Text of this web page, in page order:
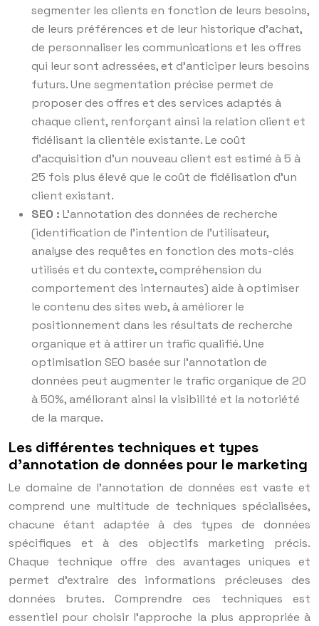
segmenter les clients en fonction de leurs besoins,
de leurs préférences et de leur historique d’achat,
de personnaliser les communications et les offres
qui leur sont adressées, et d’anticiper leurs besoins
futurs. Une segmentation précise permet de
proposer des offres et des services adaptés à
chaque client, renforçant ainsi la relation client et
fidélisant la clientèle existante. Le coût
d’acquisition d’un nouveau client est estimé à 5 à
25 fois plus élevé que le coût de fidélisation d’un
client existant.
SEO : L’annotation des données de recherche
(identification de l’intention de l’utilisateur,
analyse des requêtes en fonction des mots-clés
utilisés et du contexte, compréhension du
comportement des internautes) aide à optimiser
le contenu des sites web, à améliorer le
positionnement dans les résultats de recherche
organique et à attirer un trafic qualifié. Une
optimisation SEO basée sur l’annotation de
données peut augmenter le trafic organique de 20
à 50%, améliorant ainsi la visibilité et la notoriété
de la marque.
Les différentes techniques et types
d’annotation de données pour le marketing
Le domaine de l’annotation de données est vaste et
comprend une multitude de techniques spécialisées,
chacune étant adaptée à des types de données
spécifiques et à des objectifs marketing précis.
Chaque technique offre des avantages uniques et
permet d’extraire des informations précieuses des
données brutes. Comprendre ces techniques est
essentiel pour choisir l’approche la plus appropriée à